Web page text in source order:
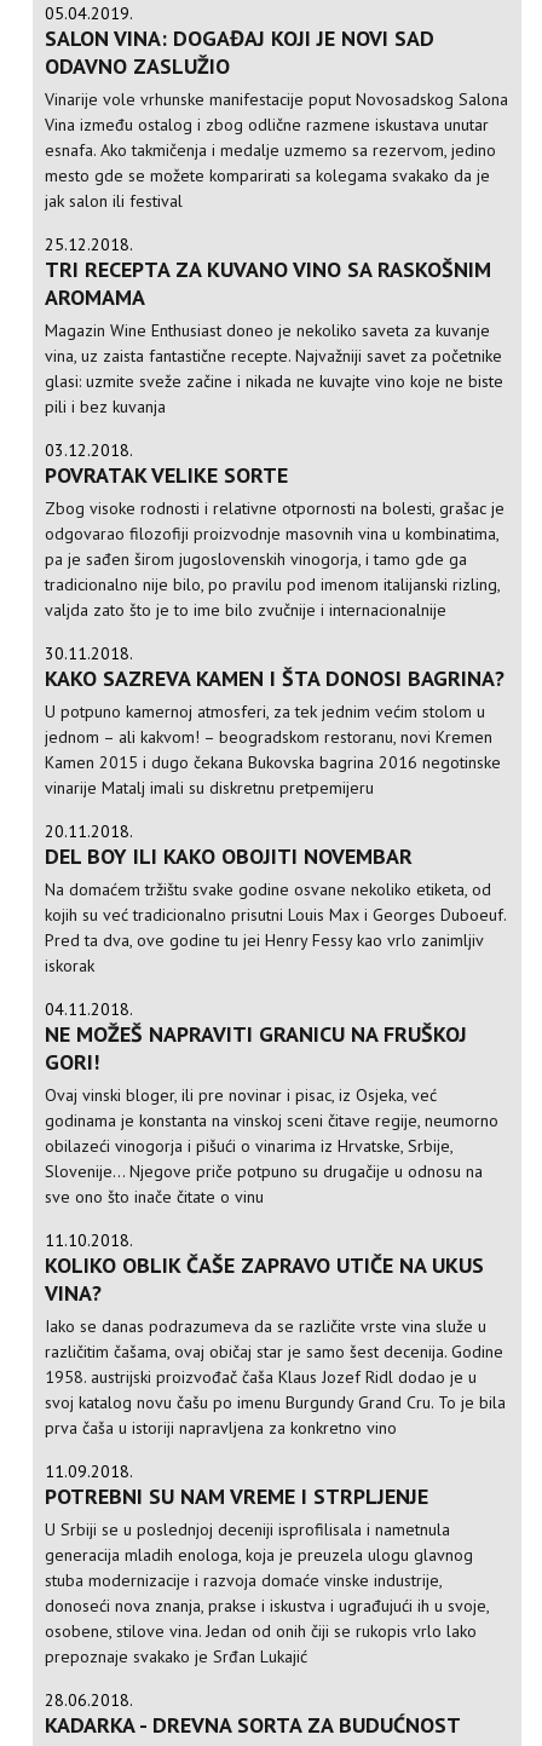
05.04.2019.
SALON VINA: DOGAĐAJ KOJI JE NOVI SAD
ODAVNO ZASLUŽIO
Vinarije vole vrhunske manifestacije poput Novosadskog Salona
Vina između ostalog i zbog odlične razmene iskustava unutar
esnafa. Ako takmičenja i medalje uzmemo sa rezervom, jedino
mesto gde se možete komparirati sa kolegama svakako da je
jak salon ili festival
25.12.2018.
TRI RECEPTA ZA KUVANO VINO SA RASKOŠNIM
AROMAMA
Magazin Wine Enthusiast doneo je nekoliko saveta za kuvanje
vina, uz zaista fantastične recepte. Najvažniji savet za početnike
glasi: uzmite sveže začine i nikada ne kuvajte vino koje ne biste
pili i bez kuvanja
03.12.2018.
POVRATAK VELIKE SORTE
Zbog visoke rodnosti i relativne otpornosti na bolesti, grašac je
odgovarao filozofiji proizvodnje masovnih vina u kombinatima,
pa je sađen širom jugoslovenskih vinogorja, i tamo gde ga
tradicionalno nije bilo, po pravilu pod imenom italijanski rizling,
valjda zato što je to ime bilo zvučnije i internacionalnije
30.11.2018.
KAKO SAZREVA KAMEN I ŠTA DONOSI BAGRINA?
U potpuno kamernoj atmosferi, za tek jednim većim stolom u
jednom – ali kakvom! – beogradskom restoranu, novi Kremen
Kamen 2015 i dugo čekana Bukovska bagrina 2016 negotinske
vinarije Matalj imali su diskretnu pretpemijeru
20.11.2018.
DEL BOY ILI KAKO OBOJITI NOVEMBAR
Na domaćem tržištu svake godine osvane nekoliko etiketa, od
kojih su već tradicionalno prisutni Louis Max i Georges Duboeuf.
Pred ta dva, ove godine tu jei Henry Fessy kao vrlo zanimljiv
iskorak
04.11.2018.
NE MOŽEŠ NAPRAVITI GRANICU NA FRUŠKOJ
GORI!
Ovaj vinski bloger, ili pre novinar i pisac, iz Osjeka, već
godinama je konstanta na vinskoj sceni čitave regije, neumorno
obilazeći vinogorja i pišući o vinarima iz Hrvatske, Srbije,
Slovenije... Njegove priče potpuno su drugačije u odnosu na
sve ono što inače čitate o vinu
11.10.2018.
KOLIKO OBLIK ČAŠE ZAPRAVO UTIČE NA UKUS
VINA?
Iako se danas podrazumeva da se različite vrste vina služe u
različitim čašama, ovaj običaj star je samo šest decenija. Godine
1958. austrijski proizvođač čaša Klaus Jozef Ridl dodao je u
svoj katalog novu čašu po imenu Burgundy Grand Cru. To je bila
prva čaša u istoriji napravljena za konkretno vino
11.09.2018.
POTREBNI SU NAM VREME I STRPLJENJE
U Srbiji se u poslednjoj deceniji isprofilisala i nametnula
generacija mladih enologa, koja je preuzela ulogu glavnog
stuba modernizacije i razvoja domaće vinske industrije,
donoseći nova znanja, prakse i iskustva i ugrađujući ih u svoje,
osobene, stilove vina. Jedan od onih čiji se rukopis vrlo lako
prepoznaje svakako je Srđan Lukajić
28.06.2018.
KADARKA - DREVNA SORTA ZA BUDUĆNOST